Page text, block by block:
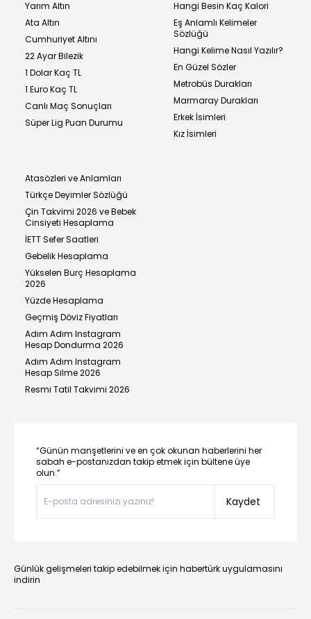
Yarım Altın
Ata Altın
Cumhuriyet Altını
22 Ayar Bilezik
1 Dolar Kaç TL
1 Euro Kaç TL
Canlı Maç Sonuçları
Süper Lig Puan Durumu
Hangi Besin Kaç Kalori
Eş Anlamlı Kelimeler
Sözlüğü
Hangi Kelime Nasıl Yazılır?
En Güzel Sözler
Metrobüs Durakları
Marmaray Durakları
Erkek İsimleri
Kız İsimleri
Atasözleri ve Anlamları
Türkçe Deyimler Sözlüğü
Çin Takvimi 2026 ve Bebek
Cinsiyeti Hesaplama
İETT Sefer Saatleri
Gebelik Hesaplama
Yükselen Burç Hesaplama
2026
Yüzde Hesaplama
Geçmiş Döviz Fiyatları
Adım Adım Instagram
Hesap Dondurma 2026
Adım Adım Instagram
Hesap Silme 2026
Resmi Tatil Takvimi 2026
“Günün manşetlerini ve en çok okunan haberlerini her
sabah e-postanızdan takip etmek için bültene üye
olun.”
Kaydet
Günlük gelişmeleri takip edebilmek için habertürk uygulamasını
indirin